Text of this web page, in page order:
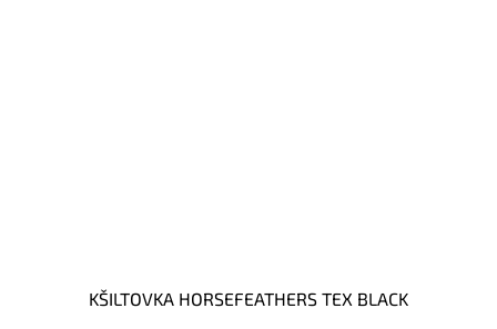
KŠILTOVKA HORSEFEATHERS TEX BLACK